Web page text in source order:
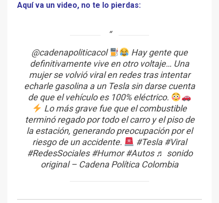
Aquí va un video, no te lo pierdas:
@cadenapoliticacol
Hay gente que
definitivamente vive en otro voltaje… Una
mujer se volvió viral en redes tras intentar
echarle gasolina a un Tesla sin darse cuenta
de que el vehículo es 100% eléctrico.
Lo más grave fue que el combustible
terminó regado por todo el carro y el piso de
la estación, generando preocupación por el
riesgo de un accidente.
#Tesla #Viral
#RedesSociales #Humor #Autos ♬ sonido
original – Cadena Política Colombia